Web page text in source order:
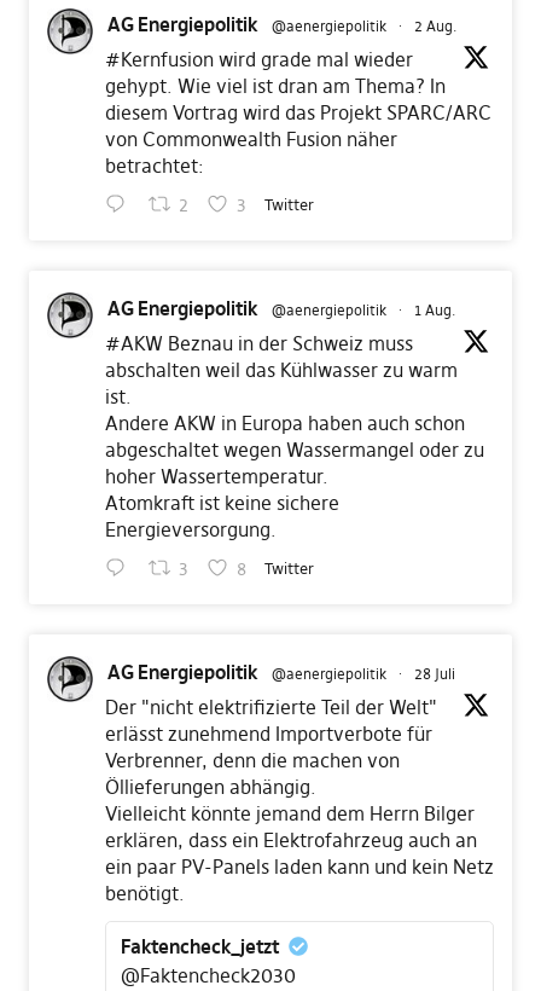
AG Energiepolitik @aenergiepolitik · 2 Aug.
#Kernfusionwird grade mal wieder
gehypt. Wie viel ist dran am Thema? In
diesem Vortrag wird das Projekt SPARC/ARC
von Commonwealth Fusion näher
betrachtet:
2 3 Twitter
AG Energiepolitik @aenergiepolitik · 1 Aug.
#AKW Beznau in der Schweiz muss
abschalten weil das Kühlwasser zu warm
ist.
Andere AKW in Europa haben auch schon
abgeschaltet wegen Wassermangel oder zu
hoher Wassertemperatur.
Atomkraft ist keine sichere
Energieversorgung.
3 8 Twitter
AG Energiepolitik @aenergiepolitik · 28 Juli
Der "nicht elektrifizierte Teil der Welt"
erlässt zunehmend Importverbote für
Verbrenner, denn die machen von
Öllieferungen abhängig.
Vielleicht könnte jemand dem Herrn Bilger
erklären, dass ein Elektrofahrzeug auch an
ein paar PV-Panels laden kann und kein Netz
benötigt.
Faktencheck_jetzt
@Faktencheck2030